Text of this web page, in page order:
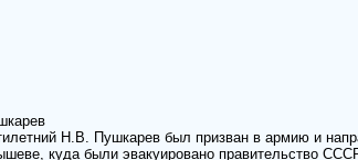
Н.В. Пушкарев был призван в армию и
куда были эвакуировано правительство